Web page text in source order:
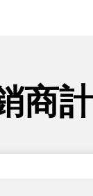
商